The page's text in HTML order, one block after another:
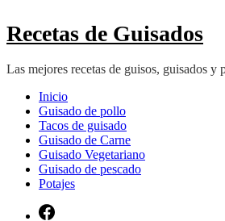
Recetas de Guisados
Las mejores recetas de guisos, guisados y
Inicio
Guisado de pollo
Tacos de guisado
Guisado de Carne
Guisado Vegetariano
Guisado de pescado
Potajes